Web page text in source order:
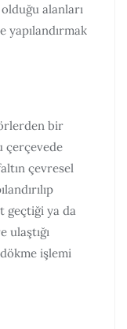
alanları
yapılandırmak
bir
çerçevede
çevresel
geçtiği ya da
ulaştığı
işlemi